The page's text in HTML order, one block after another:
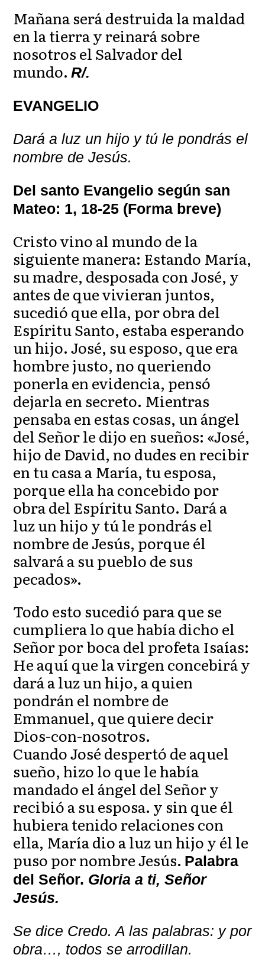
Mañana será destruida la maldad
en la tierra y reinará sobre
nosotros el Salvador del
mundo.R/.
EVANGELIO
Dará a luz un hijo y tú le pondrás el
nombre de Jesús.
Del santo Evangelio según san
Mateo: 1, 18-25 (Forma breve)
Cristo vino al mundo de la
siguiente manera: Estando María,
su madre, desposada con José, y
antes de que vivieran juntos,
sucedió que ella, por obra del
Espíritu Santo, estaba esperando
un hijo. José, su esposo, que era
hombre justo, no queriendo
ponerla en evidencia, pensó
dejarla en secreto. Mientras
pensaba en estas cosas, un ángel
del Señor le dijo en sueños: «José,
hijo de David, no dudes en recibir
en tu casa a María, tu esposa,
porque ella ha concebido por
obra del Espíritu Santo. Dará a
luz un hijo y tú le pondrás el
nombre de Jesús, porque él
salvará a su pueblo de sus
pecados».
Todo esto sucedió para que se
cumpliera lo que había dicho el
Señor por boca del profeta Isaías:
He aquí que la virgen concebirá y
dará a luz un hijo, a quien
pondrán el nombre de
Emmanuel, que quiere decir
Dios-con-nosotros.
Cuando José despertó de aquel
sueño, hizo lo que le había
mandado el ángel del Señor y
recibió a su esposa. y sin que él
hubiera tenido relaciones con
ella, María dio a luz un hijo y él le
puso por nombre Jesús. Palabra
del Señor. Gloria a ti, Señor
Jesús.
Se dice Credo. A las palabras: y por
obra…, todos se arrodillan.